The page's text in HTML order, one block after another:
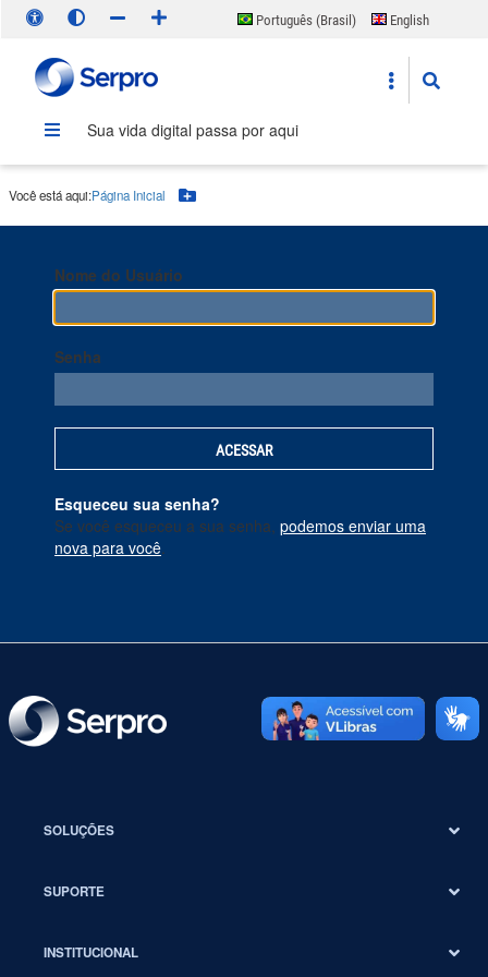
Português (Brasil)
English
Sua vida digital passa por aqui
Você está aqui:Página Inicial Botão Menu
Nome do Usuário
Senha
Esqueceu sua senha?
Se você esqueceu a sua senha, podemos enviar uma
nova para você
SOLUÇÕES
SUPORTE
INSTITUCIONAL